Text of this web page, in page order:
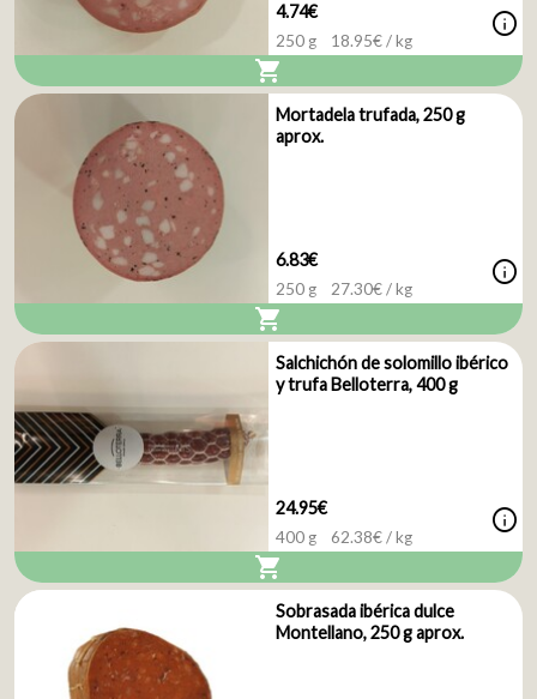
4.74€
250 g 18.95€ / kg info
shopping_cart
Mortadela trufada, 250 g
aprox.
6.83€
250 g 27.30€ / kg info
shopping_cart
Salchichón de solomillo ibérico
y trufa Belloterra, 400 g
24.95€
400 g 62.38€ / kg info
shopping_cart
Sobrasada ibérica dulce
Montellano, 250 g aprox.